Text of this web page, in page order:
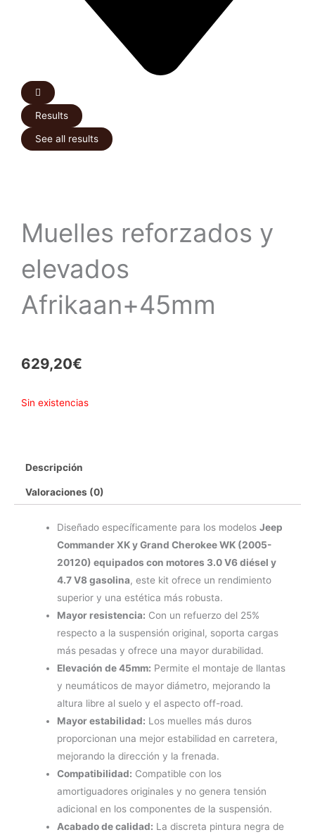
Results
See all results
Muelles reforzados y
elevados
Afrikaan+45mm
629,20€
Sin existencias
Descripción
Valoraciones (0)
Diseñado específicamente para los modelosJeep
Commander XK y Grand Cherokee WK (2005-
20120) equipados con motores 3.0 V6 diésel y
4.7 V8 gasolina, este kit ofrece un rendimiento
superior y una estética más robusta.
Mayor resistencia: Con un refuerzo del 25%
respecto a la suspensión original, soporta cargas
más pesadas y ofrece una mayor durabilidad.
Elevación de 45mm: Permite el montaje de llantas
y neumáticos de mayor diámetro, mejorando la
altura libre al suelo y el aspecto off-road.
Mayor estabilidad: Los muelles más duros
proporcionan una mejor estabilidad en carretera,
mejorando la dirección y la frenada.
Compatibilidad: Compatible con los
amortiguadores originales y no genera tensión
adicional en los componentes de la suspensión.
Acabado de calidad: La discreta pintura negra de